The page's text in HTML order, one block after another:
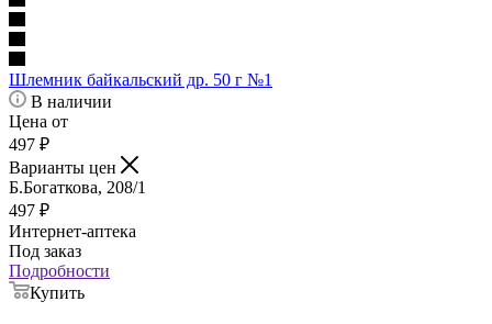
Шлемник байкальский др. 50 г №1
В наличии
Цена от
497 ₽
Варианты цен
Б.Богаткова, 208/1
497 ₽
Интернет-аптека
Под заказ
Подробности
Купить